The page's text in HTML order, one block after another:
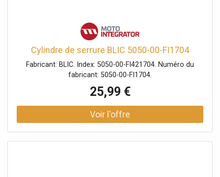
Cylindre de serrure BLIC 5050-00-FI1704
Fabricant: BLIC. Index: 5050-00-FI421704. Numéro du
fabricant: 5050-00-FI1704.
25,99 €